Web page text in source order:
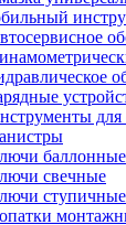
для
баллонные
свечные
ступичные